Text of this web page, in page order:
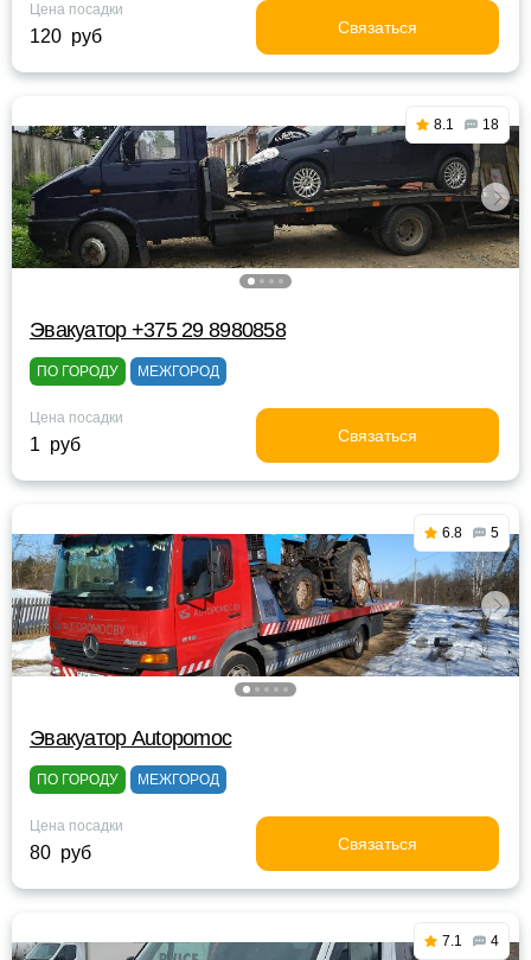
Цена посадки
120 руб Связаться
8.1 18
Эвакуатор +375 29 8980858
ПО ГОРОДУ МЕЖГОРОД
Цена посадки
1 руб Связаться
6.8 5
Эвакуатор Autopomoc
ПО ГОРОДУ МЕЖГОРОД
Цена посадки
80 руб Связаться
7.1 4